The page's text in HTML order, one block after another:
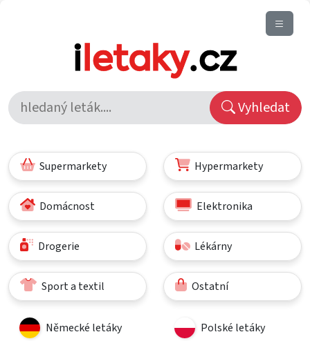
Vyhledat
Supermarkety Hypermarkety
Domácnost Elektronika
Drogerie Lékárny
Sport a textil Ostatní
Německé letáky Polské letáky